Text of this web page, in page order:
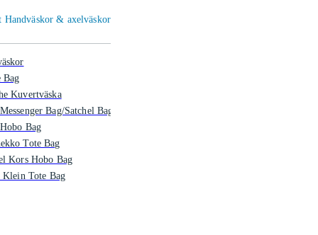
& axelväskor
Bag
Kuvertväska
Bag/Satchel Bag
Bag
Tote Bag
Kors Hobo Bag
Klein Tote Bag